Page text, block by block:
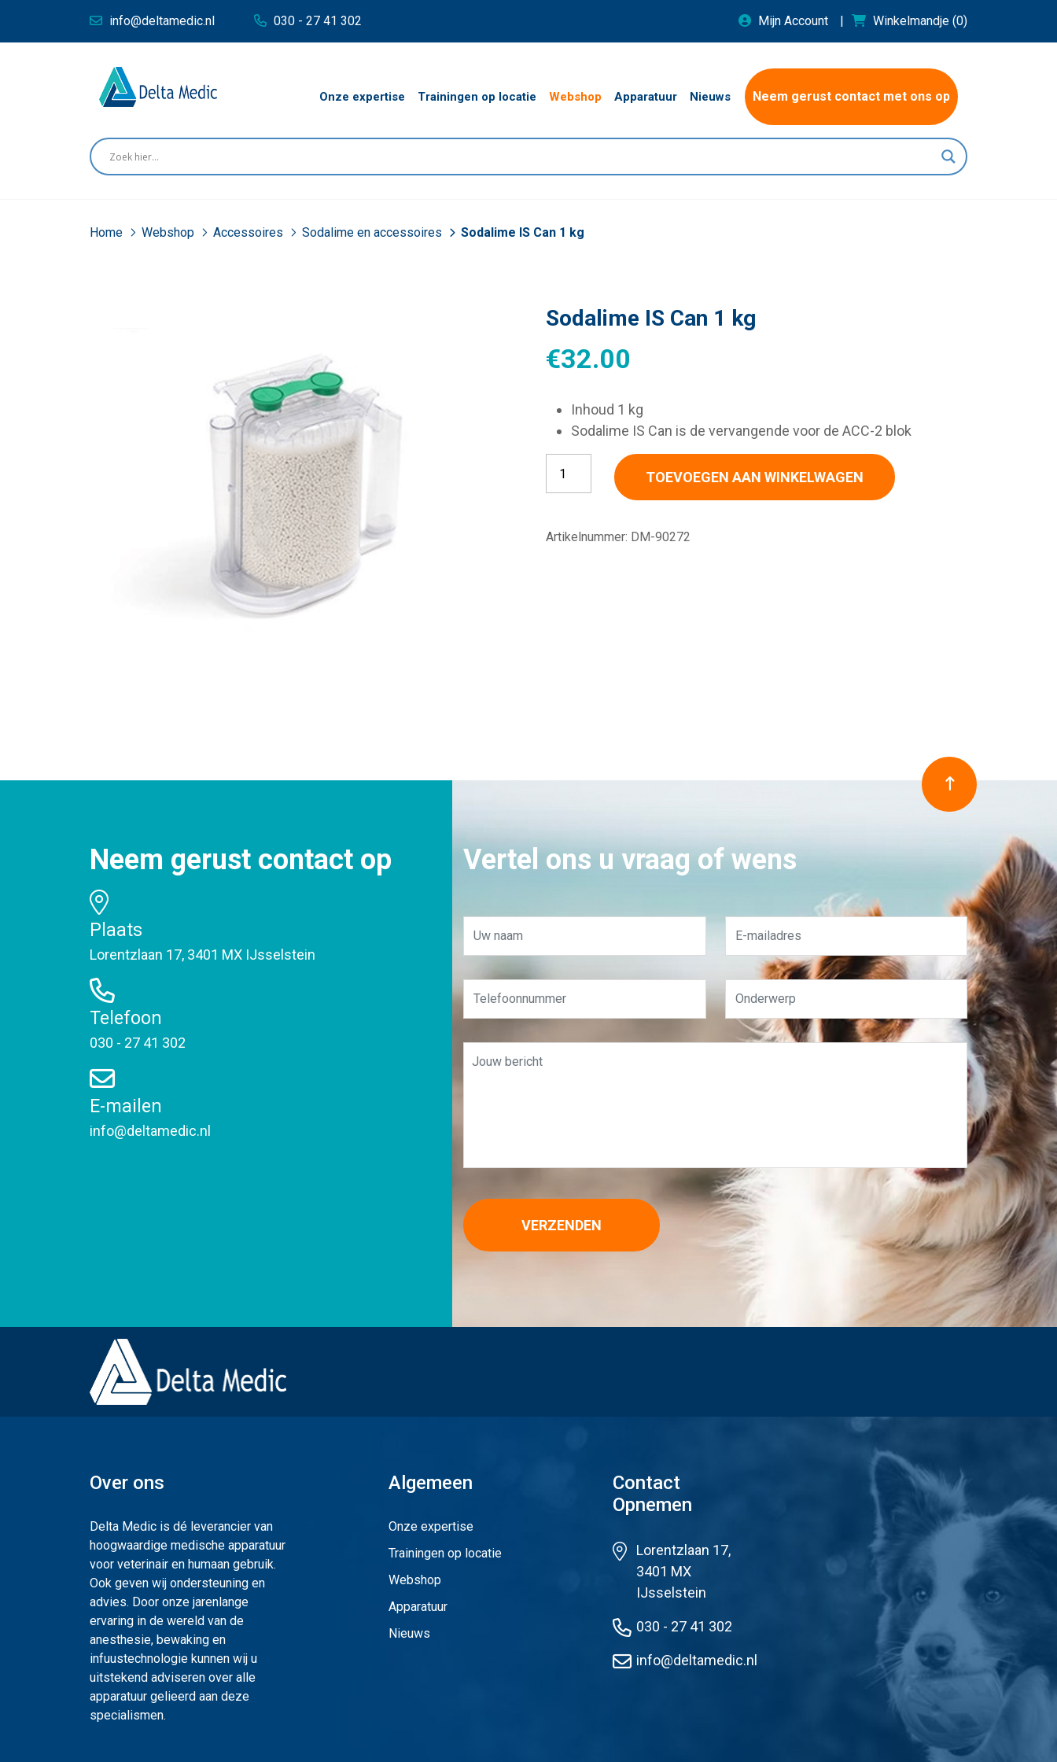
info@deltamedic.nl 030 - 27 41 302 Mijn Account Winkelmandje (0)
Onze expertise Trainingen op locatie Webshop Apparatuur Nieuws Neem gerust contact met ons op
Home Webshop Accessoires Sodalime en accessoires Sodalime IS Can 1 kg
Sodalime IS Can 1 kg
€32.00
Inhoud 1 kg
Sodalime IS Can is de vervangende voor de ACC-2 blok
Sodalime IS Can 1 kg aantal
TOEVOEGEN AAN WINKELWAGEN
Artikelnummer: DM-90272
Neem gerust contact op
Plaats
Lorentzlaan 17, 3401 MX IJsselstein
Telefoon
030 - 27 41 302
E-mailen
info@deltamedic.nl
Vertel ons u vraag of wens
VERZENDEN
Over ons
Delta Medic is dé leverancier van
hoogwaardige medische apparatuur
voor veterinair en humaan gebruik.
Ook geven wij ondersteuning en
advies. Door onze jarenlange
ervaring in de wereld van de
anesthesie, bewaking en
infuustechnologie kunnen wij u
uitstekend adviseren over alle
apparatuur gelieerd aan deze
specialismen.
Algemeen
Onze expertise
Trainingen op locatie
Webshop
Apparatuur
Nieuws
Contact
Opnemen
Lorentzlaan 17,
3401 MX
IJsselstein
030 - 27 41 302
info@deltamedic.nl